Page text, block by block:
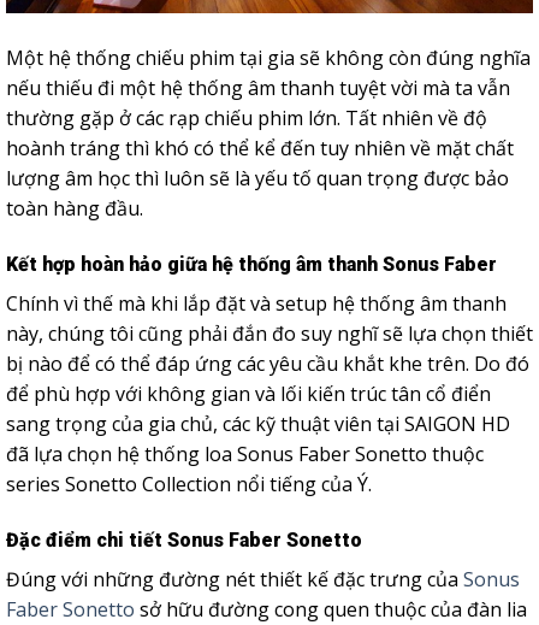
Một hệ thống chiếu phim tại gia sẽ không còn đúng nghĩa
nếu thiếu đi một hệ thống âm thanh tuyệt vời mà ta vẫn
thường gặp ở các rạp chiếu phim lớn. Tất nhiên về độ
hoành tráng thì khó có thể kể đến tuy nhiên về mặt chất
lượng âm học thì luôn sẽ là yếu tố quan trọng được bảo
toàn hàng đầu.
Kết hợp hoàn hảo giữa hệ thống âm thanh Sonus Faber
Chính vì thế mà khi lắp đặt và setup hệ thống âm thanh
này, chúng tôi cũng phải đắn đo suy nghĩ sẽ lựa chọn thiết
bị nào để có thể đáp ứng các yêu cầu khắt khe trên. Do đó
để phù hợp với không gian và lối kiến trúc tân cổ điển
sang trọng của gia chủ, các kỹ thuật viên tại SAIGON HD
đã lựa chọn hệ thống loa Sonus Faber Sonetto thuộc
series Sonetto Collection nổi tiếng của Ý.
Đặc điểm chi tiết Sonus Faber Sonetto
Đúng với những đường nét thiết kế đặc trưng của Sonus
Faber Sonetto sở hữu đường cong quen thuộc của đàn lia